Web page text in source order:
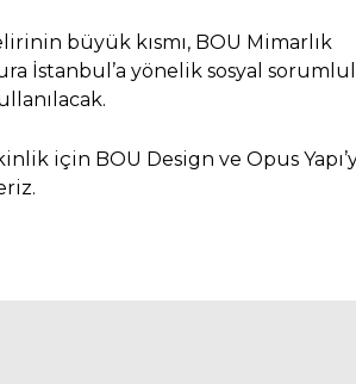
büyük kısmı, BOU Mimarlık
İstanbul’a yönelik sosyal
için BOU Design ve Opus